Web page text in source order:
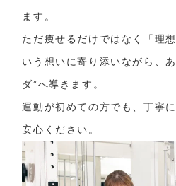
ます。
ただ痩せるだけではなく「理
いう想いに寄り添いながら、
ダ”へ導きます。
運動が初めての方でも、丁寧
安心ください。